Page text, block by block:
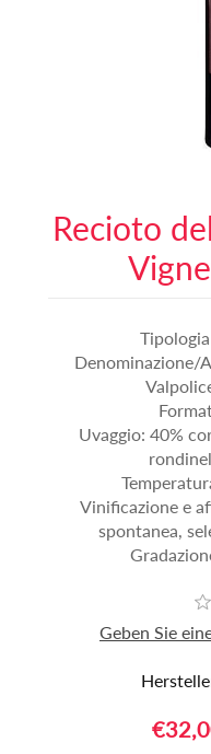
Recioto
Denominazione/
Uvaggio: 40%
Vinificazione e
spontanea,
Geben Sie